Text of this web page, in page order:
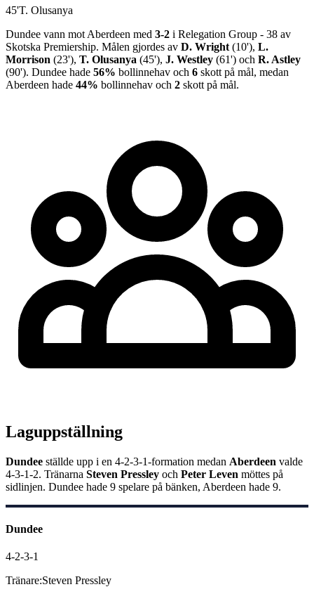
45'T. Olusanya
Dundee vann mot Aberdeen med 3-2 i Relegation Group - 38 av
Skotska Premiership. Målen gjordes av D. Wright (10'), L.
Morrison (23'), T. Olusanya (45'), J. Westley (61') och R. Astley
(90'). Dundee hade 56% bollinnehav och 6 skott på mål, medan
Aberdeen hade 44% bollinnehav och 2 skott på mål.
Laguppställning
Dundee ställde upp i en 4-2-3-1-formation medan Aberdeen valde
4-3-1-2. Tränarna Steven Pressley och Peter Leven möttes på
sidlinjen. Dundee hade 9 spelare på bänken, Aberdeen hade 9.
Dundee
4-2-3-1
Tränare:Steven Pressley